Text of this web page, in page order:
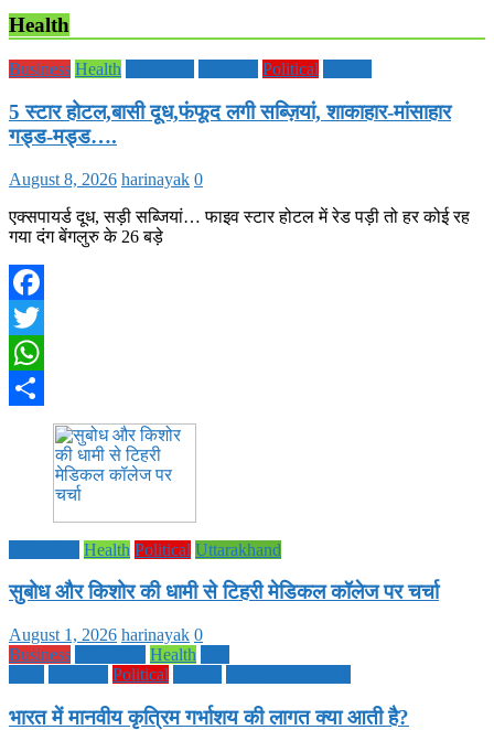
Health
Business Health Political
5 स्टार होटल,बासी दूध,फंफूद लगी सब्ज़ियां, शाकाहार-मांसाहार
गड्ड-मड्ड….
August 8, 2026 harinayak 0
एक्सपायर्ड दूध, सड़ी सब्जियां… फाइव स्टार होटल में रेड पड़ी तो हर कोई रह
गया दंग बेंगलुरु के 26 बड़े
Facebook
Twitter
WhatsApp
Health Political Uttarakhand
सुबोध और किशोर की धामी से टिहरी मेडिकल कॉलेज पर चर्चा
August 1, 2026 harinayak 0
Business
Health
Political
भारत में मानवीय कृत्रिम गर्भाशय की लागत क्या आती है?